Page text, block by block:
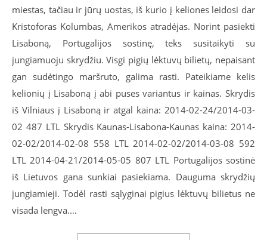
miestas, tačiau ir jūrų uostas, iš kurio į keliones leidosi dar
Kristoforas Kolumbas, Amerikos atradėjas. Norint pasiekti
Lisaboną, Portugalijos sostinę, teks susitaikyti su
jungiamuoju skrydžiu. Visgi pigių lėktuvų bilietų, nepaisant
gan sudėtingo maršruto, galima rasti. Pateikiame kelis
kelionių į Lisaboną į abi puses variantus ir kainas. Skrydis
iš Vilniaus į Lisaboną ir atgal kaina: 2014-02-24/2014-03-
02 487 LTL Skrydis Kaunas-Lisabona-Kaunas kaina: 2014-
02-02/2014-02-08 558 LTL 2014-02-02/2014-03-08 592
LTL 2014-04-21/2014-05-05 807 LTL Portugalijos sostinė
iš Lietuvos gana sunkiai pasiekiama. Dauguma skrydžių
jungiamieji. Todėl rasti sąlyginai pigius lėktuvų bilietus ne
visada lengva.…